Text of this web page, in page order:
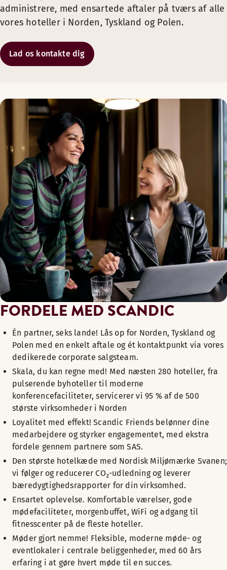
administrere, med ensartede aftaler på tværs af alle
vores hoteller i Norden, Tyskland og Polen.
Lad os kontakte dig
FORDELE MED SCANDIC
Én partner, seks lande! Lås op for Norden, Tyskland og
Polen med en enkelt aftale og ét kontaktpunkt via vores
dedikerede corporate salgsteam.
Skala, du kan regne med! Med næsten 280 hoteller, fra
pulserende byhoteller til moderne
konferencefaciliteter, servicerer vi 95 % af de 500
største virksomheder i Norden
Loyalitet med effekt! Scandic Friends belønner dine
medarbejdere og styrker engagementet, med ekstra
fordele gennem partnere som SAS.
Den største hotelkæde med Nordisk Miljømærke Svanen;
vi følger og reducerer CO₂-udledning og leverer
bæredygtighedsrapporter for din virksomhed.
Ensartet oplevelse. Komfortable værelser, gode
mødefaciliteter, morgenbuffet, WiFi og adgang til
fitnesscenter på de fleste hoteller.
Møder gjort nemme! Fleksible, moderne møde- og
eventlokaler i centrale beliggenheder, med 60 års
erfaring i at gøre hvert møde til en succes.
Save kan ikke ændres og refunderes ikke ved
sales.poland@scandichotels.com